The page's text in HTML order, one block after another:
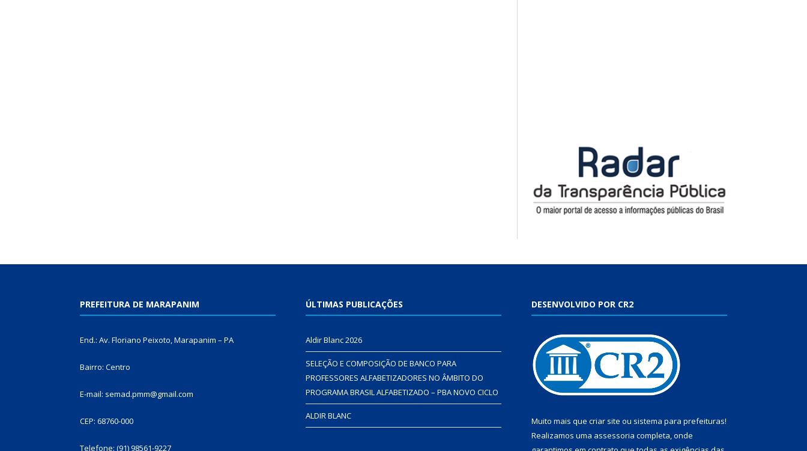
PREFEITURA DE MARAPANIM
End.: Av. Floriano Peixoto, Marapanim – PA
Bairro: Centro
E-mail: semad.pmm@gmail.com
CEP: 68760-000
Telefone: (91) 98561-9227
ÚLTIMAS PUBLICAÇÕES
Aldir Blanc 2026
SELEÇÃO E COMPOSIÇÃO DE BANCO PARA
PROFESSORES ALFABETIZADORES NO ÂMBITO DO
PROGRAMA BRASIL ALFABETIZADO – PBA NOVO CICLO
ALDIR BLANC
DESENVOLVIDO POR CR2
Muito mais que criar site ou sistema para prefeituras!
Realizamos uma assessoria completa, onde